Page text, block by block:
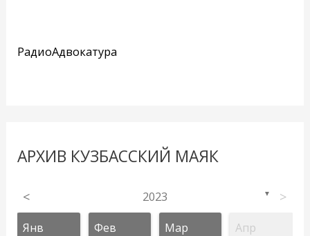
РадиоАдвокатура
АРХИВ КУЗБАССКИЙ МАЯК
< 2023 ▼ >
Янв Фев Мар Апр